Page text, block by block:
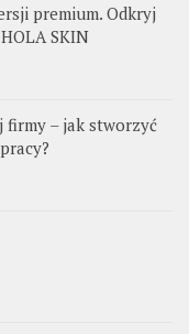
premium. Odkryj
SKIN
firmy – jak stworzyć